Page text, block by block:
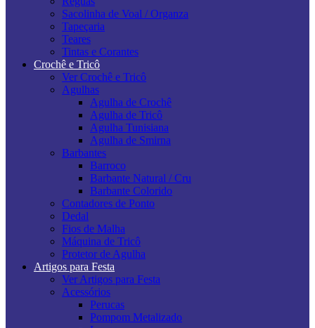
Sacolinha de Voal / Organza
Tapeçaria
Teares
Tintas e Corantes
Crochê e Tricô
Ver Crochê e Tricô
Agulhas
Agulha de Crochê
Agulha de Tricô
Agulha Tunisiana
Agulha de Smirna
Barbantes
Barroco
Barbante Natural / Cru
Barbante Colorido
Contadores de Ponto
Dedal
Fios de Malha
Máquina de Tricô
Protetor de Agulha
Artigos para Festa
Ver Artigos para Festa
Acessórios
Perucas
Pompom Metalizado